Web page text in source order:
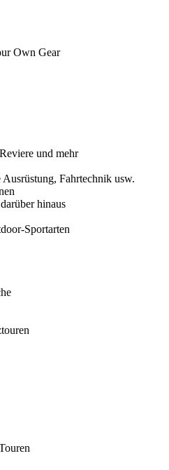
Own Gear
und mehr
Fahrtechnik usw.
hinaus
Sportarten